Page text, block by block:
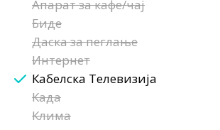
Апарат за кафе/чај
Биде
Даска за пеглање
Интернет
Кабелска Телевизија
Када
Клима